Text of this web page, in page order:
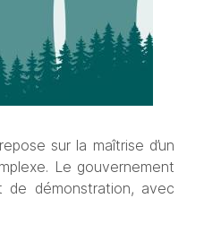
sur la maîtrise d’un
Le gouvernement
de démonstration, avec